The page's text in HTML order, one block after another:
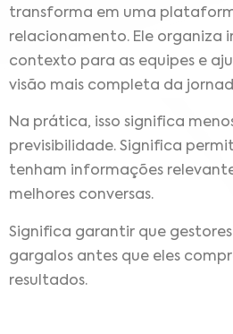
transforma em uma
relacionamento. Ele organiza
contexto para as equipes e
visão mais completa da
Na prática, isso significa
previsibilidade. Significa
tenham informações
melhores conversas.
Significa garantir que
gargalos antes que eles
resultados.